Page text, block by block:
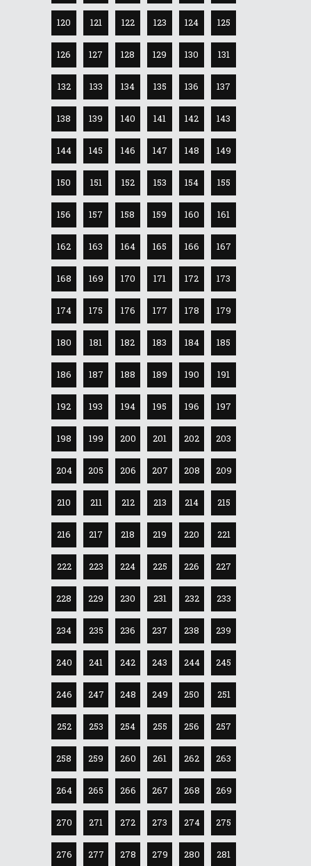
120 121 122 123 124 125
126 127 128 129 130 131
132 133 134 135 136 137
138 139 140 141 142 143
144 145 146 147 148 149
150 151 152 153 154 155
156 157 158 159 160 161
162 163 164 165 166 167
168 169 170 171 172 173
174 175 176 177 178 179
180 181 182 183 184 185
186 187 188 189 190 191
192 193 194 195 196 197
198 199 200 201 202 203
204 205 206 207 208 209
210 211 212 213 214 215
216 217 218 219 220 221
222 223 224 225 226 227
228 229 230 231 232 233
234 235 236 237 238 239
240 241 242 243 244 245
246 247 248 249 250 251
252 253 254 255 256 257
258 259 260 261 262 263
264 265 266 267 268 269
270 271 272 273 274 275
276 277 278 279 280 281